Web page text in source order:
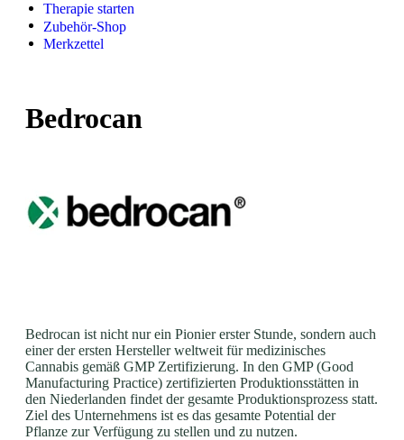
Therapie starten
Zubehör-Shop
Merkzettel
Bedrocan
Bedrocan ist nicht nur ein Pionier erster Stunde, sondern auch
einer der ersten Hersteller weltweit für medizinisches
Cannabis gemäß GMP Zertifizierung. In den GMP (Good
Manufacturing Practice) zertifizierten Produktionsstätten in
den Niederlanden findet der gesamte Produktionsprozess statt.
Ziel des Unternehmens ist es das gesamte Potential der
Pflanze zur Verfügung zu stellen und zu nutzen.